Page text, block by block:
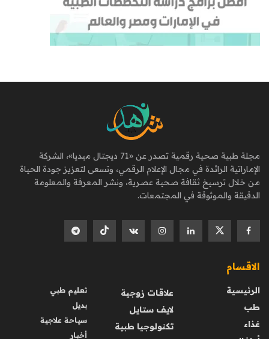
مجلة طبية صحية رقمية تصدر عن «71 ديجتال ميديا»، الشركة
الإماراتية الرائدة في مجال الإعلام الرقمي، وتسعى لتعزيز جودة الحياة
من خلال ترسيخ ثقافة صحية عصرية، ونشر المعرفة والمعلومة
الدقيقة والموثوقة في المجتمعات.
الاقسام
الرئيسية
طب
غذاء
علاقات زوجية
لايف ستايل
تكنولوجيا طبية
تعليم طبي
بديل
سياحة علاجية
أخبار